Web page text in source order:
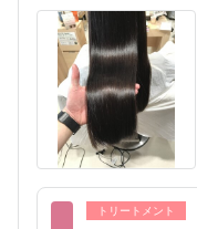
トリートメント